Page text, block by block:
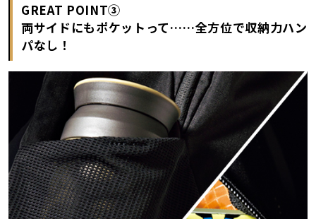
GREAT POINT③
両サイドにもポケットって……全方位で収納力ハン
パなし！